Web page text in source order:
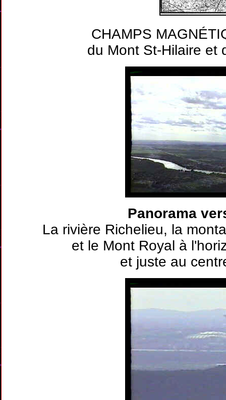
CHAMPS
du Mont St-Hilaire et
Panorama
La rivière Richelieu, la
et le Mont Royal à
et juste au